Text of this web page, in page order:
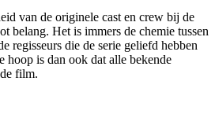
van de originele cast en crew bij de
belang. Het is immers de chemie tussen
regisseurs die de serie geliefd hebben
hoop is dan ook dat alle bekende
film.